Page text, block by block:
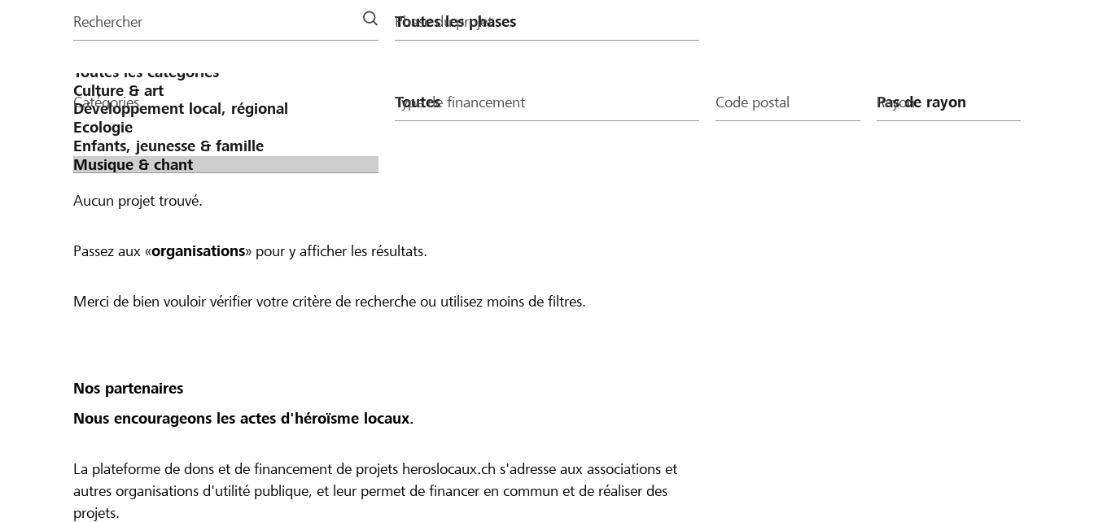
la
Rechercher Phase du projet
Catégories Type de financement Code postal Rayon
Aucun projet trouvé.
Passez aux «organisations» pour y afficher les résultats.
Merci de bien vouloir vérifier votre critère de recherche ou utilisez moins de filtres.
Nos partenaires
Nous encourageons les actes d'héroïsme locaux.
La plateforme de dons et de financement de projets heroslocaux.ch s'adresse aux associations et
autres organisations d'utilité publique, et leur permet de financer en commun et de réaliser des
projets.